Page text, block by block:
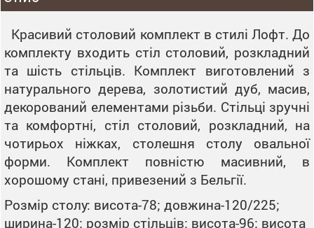
Красивий столовий комплект в стилі Лофт. До
комплекту входить стіл столовий, розкладний
та шість стільців. Комплект виготовлений з
натурального дерева, золотистий дуб, масив,
декорований елементами різьби. Стільці зручні
та комфортні, стіл столовий, розкладний, на
чотирьох ніжках, столешня столу овальної
форми. Комплект повністю масивний, в
хорошому стані, привезений з Бельгії.
Розмір столу: висота-78; довжина-120/225;
ширина-120; розмір стільців: висота-96; висота